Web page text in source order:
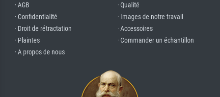
· AGB
· Confidentialité
· Droit de rétractation
· Plaintes
· A propos de nous
· Qualité
· Images de notre travail
· Accessoires
· Commander un échantillon